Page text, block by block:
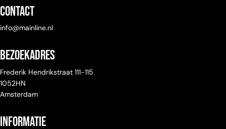
Contact
info@mainline.nl
Bezoekadres
Frederik Hendrikstraat 111-115
1052HN
Amsterdam
Informatie